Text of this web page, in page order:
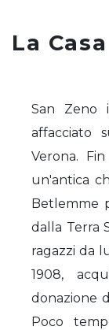
La
San Zeno
affacciato
Verona.
un'antica
Betlemme
dalla Terra
ragazzi da
1908,
donazione
Poco